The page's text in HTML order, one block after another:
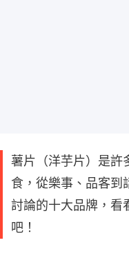
薯片（洋芋片）是許
食，從樂事、品客到
討論的十大品牌，看
吧！